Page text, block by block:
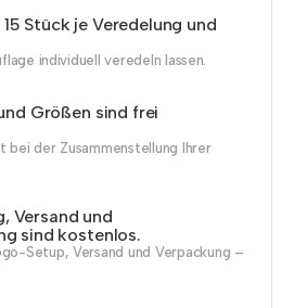
Stück je Veredelung und
individuell veredeln lassen.
Größen sind frei
bei der Zusammenstellung Ihrer
Versand und
sind kostenlos.
Setup, Versand und Verpackung –